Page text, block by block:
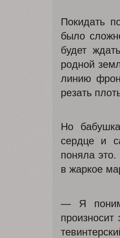
Покидать
было
будет
родной
линию
резать
Но
сердце и
поняла
в жаркое
— Я